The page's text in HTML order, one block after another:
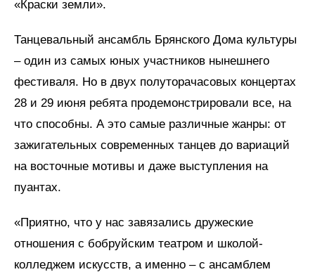
«Краски земли».
Танцевальный ансамбль Брянского Дома культуры
– один из самых юных участников нынешнего
фестиваля. Но в двух полуторачасовых концертах
28 и 29 июня ребята продемонстрировали все, на
что способны. А это самые различные жанры: от
зажигательных современных танцев до вариаций
на восточные мотивы и даже выступления на
пуантах.
«Приятно, что у нас завязались дружеские
отношения с бобруйским театром и школой-
колледжем искусств, а именно – с ансамблем